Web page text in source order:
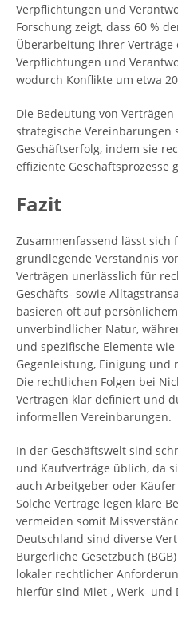
Verpflichtungen und
Forschung zeigt, dass 60 %
Überarbeitung ihrer
Verpflichtungen und
wodurch Konflikte um etwa
Die Bedeutung von
strategische
Geschäftserfolg, indem sie
effiziente Geschäftsprozesse
Fazit
Zusammenfassend lässt sich
grundlegende Verständnis
Verträgen unerlässlich für
Geschäfts- sowie
basieren oft auf
unverbindlicher Natur,
und spezifische Elemente
Gegenleistung, Einigung
Die rechtlichen Folgen bei
Verträgen klar definiert und
informellen Vereinbarungen.
In der Geschäftswelt sind
und Kaufverträge üblich, da
auch Arbeitgeber oder
Solche Verträge legen klare
vermeiden somit
Deutschland sind diverse
Bürgerliche Gesetzbuch
lokaler rechtlicher
hierfür sind Miet-, Werk- und